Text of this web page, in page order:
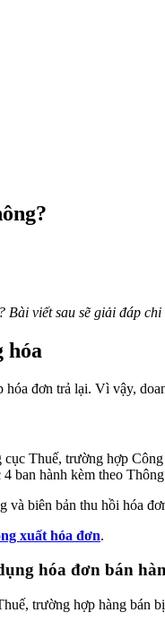
viết sau sẽ giải đáp
hóa
đơn trả lại. Vì vậy,
Thuế, trường hợp
ban hành kèm theo
và biên bản thu hồi hóa
xuất hóa đơn.
hóa đơn bán
trường hợp hàng